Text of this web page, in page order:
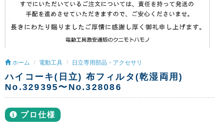
ホーム 電動工具 日立専用部品・アクセサリ
ハイコーキ(日立) 布フィルタ(乾湿両用)
No.329395〜No.328086
プロ仕様